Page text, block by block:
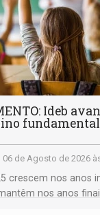
Ideb
06 de Agosto de 2026
crescem nos anos
nos anos